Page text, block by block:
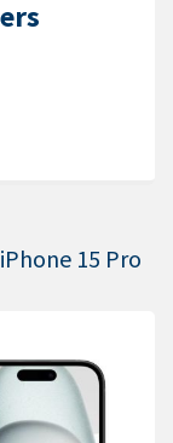
15 Pro